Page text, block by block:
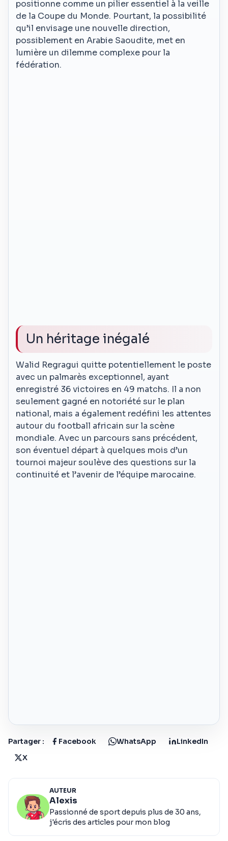
positionne comme un pilier essentiel à la veille
de la Coupe du Monde. Pourtant, la possibilité
qu’il envisage une nouvelle direction,
possiblement en Arabie Saoudite, met en
lumière un dilemme complexe pour la
fédération.
Un héritage inégalé
Walid Regragui quitte potentiellement le poste
avec un palmarès exceptionnel, ayant
enregistré 36 victoires en 49 matchs. Il a non
seulement gagné en notoriété sur le plan
national, mais a également redéfini les attentes
autour du football africain sur la scène
mondiale. Avec un parcours sans précédent,
son éventuel départ à quelques mois d’un
tournoi majeur soulève des questions sur la
continuité et l’avenir de l’équipe marocaine.
Partager : Facebook WhatsApp
LinkedIn
X
AUTEUR
Alexis
Passionné de sport depuis plus de 30 ans,
j'écris des articles pour mon blog